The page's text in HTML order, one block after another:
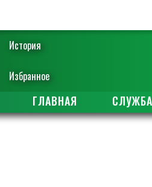
История
Избранное
ГЛАВНАЯ